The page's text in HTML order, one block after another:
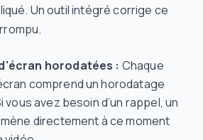
Un outil intégré corrige ce
horodatées : Chaque
comprend un horodatage
vous avez besoin d’un rappel, un
directement à ce moment